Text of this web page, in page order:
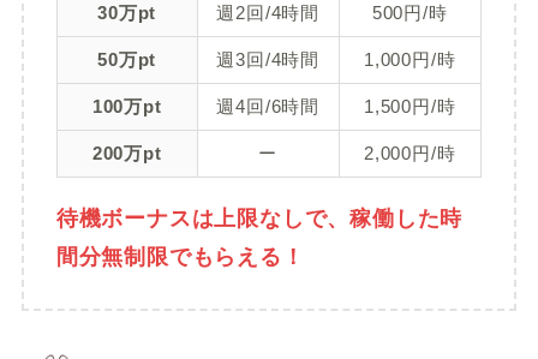
30万pt 週2回/4時間 500円/時
50万pt 週3回/4時間 1,000円/時
100万pt 週4回/6時間 1,500円/時
200万pt ー 2,000円/時
待機ボーナスは上限なしで、稼働した時
間分無制限でもらえる！